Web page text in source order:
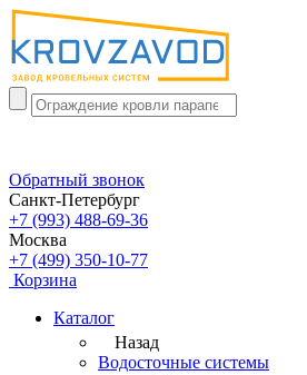
Обратный звонок
Санкт-Петербург
+7 (993) 488-69-36
Москва
+7 (499) 350-10-77
Корзина
Каталог
Назад
Водосточные системы